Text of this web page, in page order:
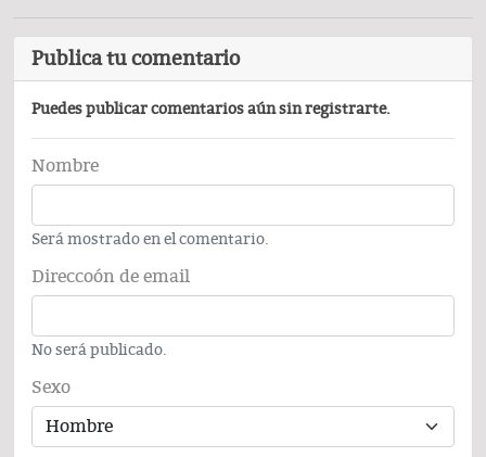
Publica tu comentario
Puedes publicar comentarios aún sin registrarte.
Nombre
Será mostrado en el comentario.
Direccoón de email
No será publicado.
Sexo